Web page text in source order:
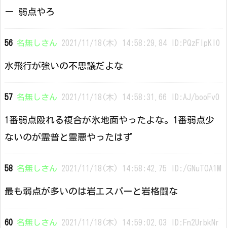
ー 弱点やろ
56 名無しさん 2021/11/18(木) 14:58:29.84 ID:PQzFlpKI0
水飛行が強いの不思議だよな
57 名無しさん 2021/11/18(木) 14:58:31.66 ID:AJ/booFv0
1番弱点殴れる複合が氷地面やったよな。1番弱点少
ないのが霊普と霊悪やったはず
58 名無しさん 2021/11/18(木) 14:58:42.75 ID:/GNuTOA1M
最も弱点が多いのは岩エスパーと岩格闘な
60 名無しさん 2021/11/18(木) 14:59:02.03 ID:Fn2UrbkNr